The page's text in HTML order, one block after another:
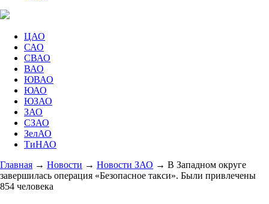
ЦАО
САО
СВАО
ВАО
ЮВАО
ЮАО
ЮЗАО
ЗАО
СЗАО
ЗелАО
ТиНАО
Главная → Новости → Новости ЗАО → В Западном округе
завершилась операция «Безопасное такси». Были привлечены
854 человека